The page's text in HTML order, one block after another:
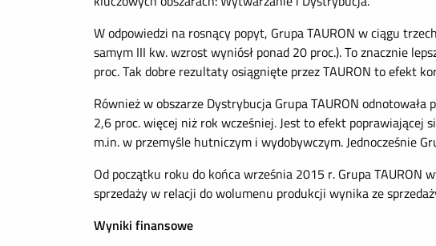
W odpowiedzi na rosnący popyt, Grupa TAURON w ciągu
samym III kw. wzrost wyniósł ponad 20 proc.). To znacznie
proc. Tak dobre rezultaty osiągnięte przez TAURON to efekt
Również w obszarze Dystrybucja Grupa TAURON
2,6 proc. więcej niż rok wcześniej. Jest to efekt
m.in. w przemyśle hutniczym i wydobywczym. Jednocześnie
Od początku roku do końca września 2015 r. Grupa TAURON
sprzedaży w relacji do wolumenu produkcji wynika ze
Wyniki finansowe